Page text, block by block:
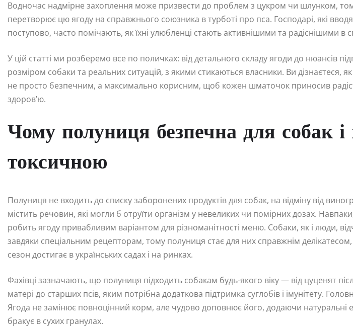
Водночас надмірне захоплення може призвести до проблем з цукром чи шлунком,
перетворює цю ягоду на справжнього союзника в турботі про пса. Господарі, які
поступово, часто помічають, як їхні улюбленці стають активнішими та радіснішими в
У цій статті ми розберемо все по поличках: від детального складу ягоди до нюансів
розміром собаки та реальних ситуацій, з якими стикаються власники. Ви дізнаєтеся,
не просто безпечним, а максимально корисним, щоб кожен шматочок приносив
здоров’ю.
Чому полуниця безпечна для собак і
токсичною
Полуниця не входить до списку заборонених продуктів для собак, на відміну від
містить речовин, які могли б отруїти організм у невеликих чи помірних дозах.
робить ягоду привабливим варіантом для різноманітності меню. Собаки, як і люди,
завдяки спеціальним рецепторам, тому полуниця стає для них справжнім
сезон достигає в українських садах і на ринках.
Фахівці зазначають, що полуниця підходить собакам будь-якого віку — від цуценят
матері до старших псів, яким потрібна додаткова підтримка суглобів і імунітету.
Ягода не замінює повноцінний корм, але чудово доповнює його, додаючи натуральні
бракує в сухих гранулах.